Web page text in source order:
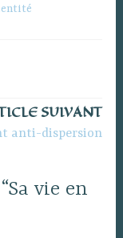
SUIVANT
anti-dispersion
vie en